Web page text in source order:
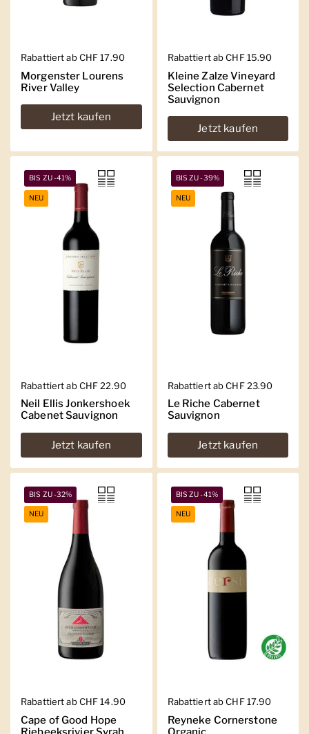
Regulärer Preis
Rabattiert ab CHF 17.90
Morgenster Lourens
River Valley
Jetzt kaufen
Regulärer Preis
Rabattiert ab CHF 15.90
Kleine Zalze Vineyard
Selection Cabernet
Sauvignon
Jetzt kaufen
Regulärer Preis
Rabattiert ab CHF 22.90
Neil Ellis Jonkershoek
Cabenet Sauvignon
Jetzt kaufen
BIS ZU -41%
NEU
Regulärer Preis
Rabattiert ab CHF 23.90
Le Riche Cabernet
Sauvignon
Jetzt kaufen
BIS ZU -39%
NEU
Regulärer Preis
Rabattiert ab CHF 14.90
Cape of Good Hope
BIS ZU -32%
NEU
Regulärer Preis
Rabattiert ab CHF 17.90
Reyneke Cornerstone
BIS ZU -41%
NEU